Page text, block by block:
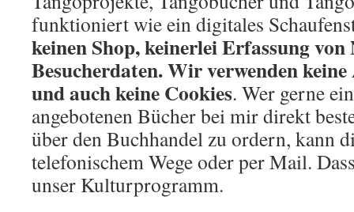
funktioniert wie ein digitales
keinen Shop, keinerlei Erfassung von
Besucherdaten. Wir verwenden
und auch keine Cookies. Wer gerne
angebotenen Bücher bei mir direkt
über den Buchhandel zu ordern, kann
telefonischem Wege oder per Mail.
unser Kulturprogramm.